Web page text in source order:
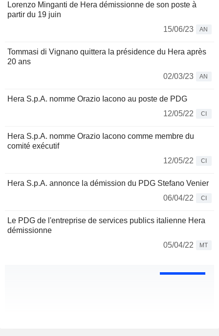
Lorenzo Minganti de Hera démissionne de son poste à
partir du 19 juin
15/06/23
AN
Tommasi di Vignano quittera la présidence du Hera après
20 ans
02/03/23
AN
Hera S.p.A. nomme Orazio Iacono au poste de PDG
12/05/22
CI
Hera S.p.A. nomme Orazio Iacono comme membre du
comité exécutif
12/05/22
CI
Hera S.p.A. annonce la démission du PDG Stefano Venier
06/04/22
CI
Le PDG de l'entreprise de services publics italienne Hera
démissionne
05/04/22
MT